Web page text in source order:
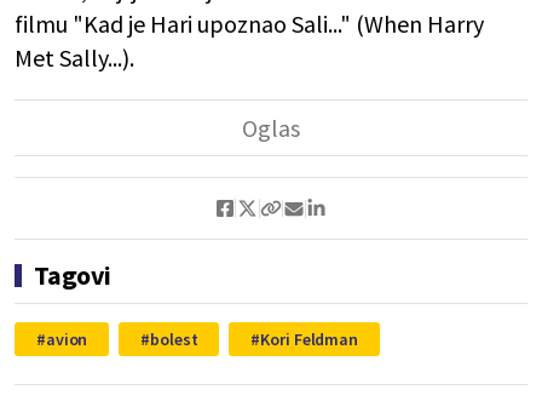
filmu "Kad je Hari upoznao Sali..." (When Harry
Met Sally...).
Tagovi
avion bolest Kori Feldman